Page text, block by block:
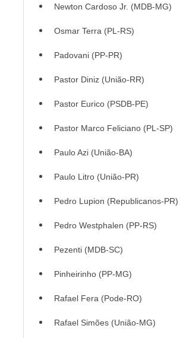
Newton Cardoso Jr. (MDB-MG)
Osmar Terra (PL-RS)
Padovani (PP-PR)
Pastor Diniz (União-RR)
Pastor Eurico (PSDB-PE)
Pastor Marco Feliciano (PL-SP)
Paulo Azi (União-BA)
Paulo Litro (União-PR)
Pedro Lupion (Republicanos-PR)
Pedro Westphalen (PP-RS)
Pezenti (MDB-SC)
Pinheirinho (PP-MG)
Rafael Fera (Pode-RO)
Rafael Simões (União-MG)